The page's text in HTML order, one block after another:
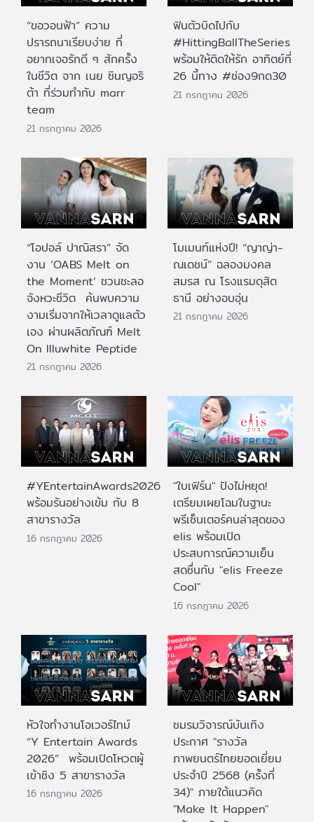
“ขอวอนฟ้า” ความ
ปรารถนาเรียบง่าย ที่
อยากเจอรักดี ๆ สักครั้ง
ในชีวิต จาก เนย ซินญอริ
ต้า ที่ร่วมทำกับ marr
team
21 กรกฎาคม 2026
ฟินตัวบิดไปกับ
#HittingBallTheSeries
พร้อมให้ติดให้รัก อาทิตย์ที่
26 นี้ทาง #ช่อง9กด30
21 กรกฎาคม 2026
“โอปอล์ ปาณิสรา” จัด
งาน ‘OABS Melt on
the Moment’ ชวนชะลอ
จังหวะชีวิต ค้นพบความ
งามเริ่มจากให้เวลาดูแลตัว
เอง ผ่านผลิตภัณฑ์ Melt
On Illuwhite Peptide
21 กรกฎาคม 2026
โมเมนท์แห่งปี! “ญาญ่า-
ณเดชน์” ฉลองมงคล
สมรส ณ โรงแรมดุสิต
ธานี อย่างอบอุ่น
21 กรกฎาคม 2026
#YEntertainAwards2026
พร้อมรันอย่างเข้ม กับ 8
สาขารางวัล
16 กรกฎาคม 2026
"ใบเฟิร์น" ปังไม่หยุด!
เตรียมเผยโฉมในฐานะ
พรีเซ็นเตอร์คนล่าสุดของ
elis พร้อมเปิด
ประสบการณ์ความเย็น
สดชื่นกับ "elis Freeze
Cool"
16 กรกฎาคม 2026
หัวใจทำงานโอเวอร์ไทม์
“Y Entertain Awards
2026” พร้อมเปิดโหวตผู้
เข้าชิง 5 สาขารางวัล
16 กรกฎาคม 2026
ชมรมวิจารณ์บันเทิง
ประกาศ "รางวัล
ภาพยนตร์ไทยยอดเยี่ยม
ประจําปี 2568 (ครั้งที่
34)" ภายใต้แนวคิด
"Make It Happen"